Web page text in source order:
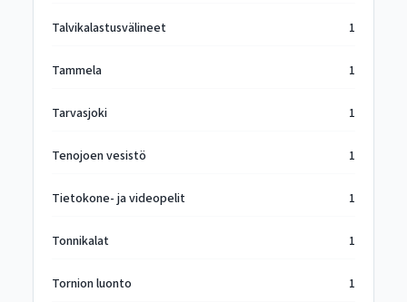
Talvikalastusvälineet 1
Tammela 1
Tarvasjoki 1
Tenojoen vesistö 1
Tietokone- ja videopelit 1
Tonnikalat 1
Tornion luonto 1